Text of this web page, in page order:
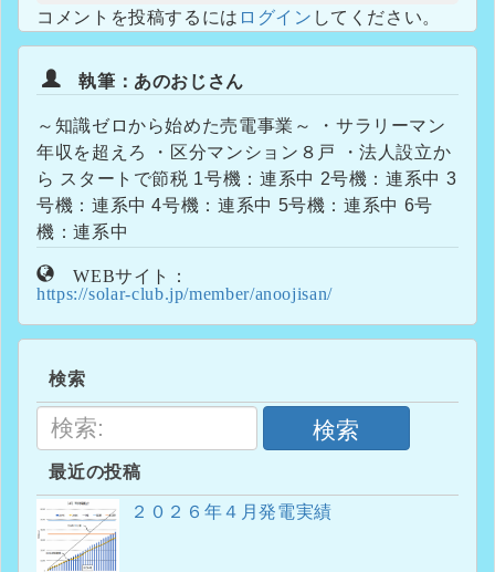
コメントを投稿するには ログイン してください。
執筆：あのおじさん
～知識ゼロから始めた売電事業～ ・サラリーマン
年収を超えろ ・区分マンション８戸 ・法人設立か
ら スタートで節税 1号機：連系中 2号機：連系中 3
号機：連系中 4号機：連系中 5号機：連系中 6号
機：連系中
WEBサイト：
https://solar-club.jp/member/anoojisan/
検索
検索
最近の投稿
２０２６年４月発電実績